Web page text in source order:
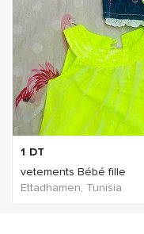
1 DT
vetements Bébé fille
Ettadhamen, Tunisia